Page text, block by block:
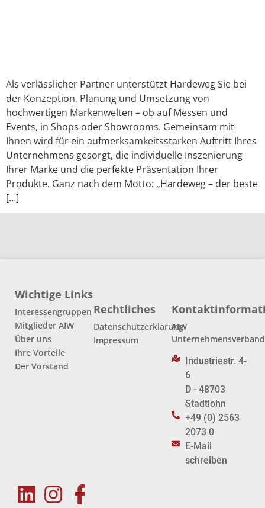
Als verlässlicher Partner unterstützt Hardeweg Sie bei
der Konzeption, Planung und Umsetzung von
hochwertigen Markenwelten – ob auf Messen und
Events, in Shops oder Showrooms. Gemeinsam mit
Ihnen wird für ein aufmerksamkeitsstarken Auftritt Ihres
Unternehmens gesorgt, die individuelle Inszenierung
Ihrer Marke und die perfekte Präsentation Ihrer
Produkte. Ganz nach dem Motto: „Hardeweg – der beste
[…]
Wichtige Links
Interessengruppen
Mitglieder AIW
Über uns
Ihre Vorteile
Der Vorstand
Rechtliches
Datenschutzerklärung
Impressum
AIW
Unternehmensverband
Industriestr. 4-
6
D - 48703
Stadtlohn
+49 (0) 2563
2073 0
E-Mail
schreiben